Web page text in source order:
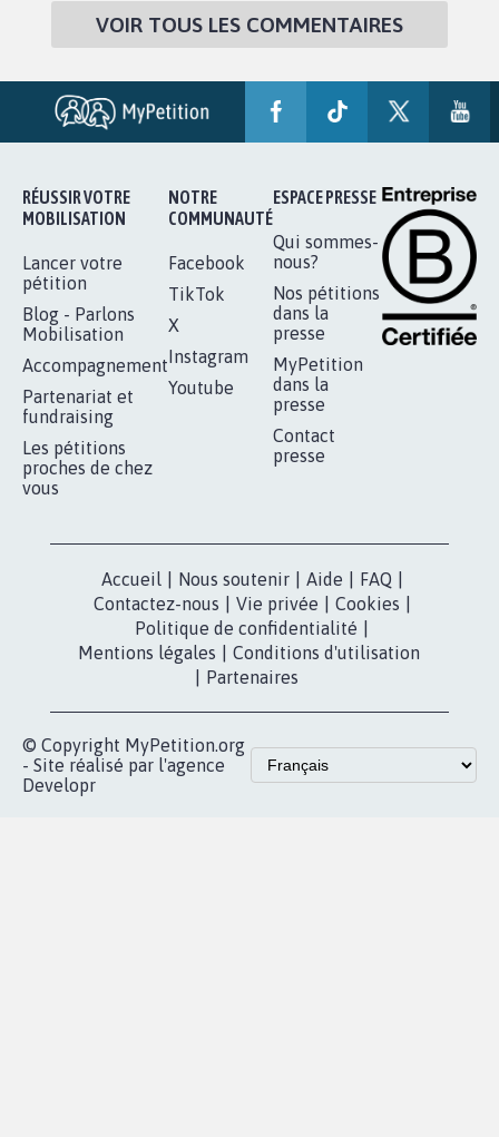
VOIR TOUS LES COMMENTAIRES
RÉUSSIR VOTRE
MOBILISATION
Lancer votre
pétition
Blog - Parlons
Mobilisation
Accompagnement
Partenariat et
fundraising
Les pétitions
proches de chez
vous
NOTRE
COMMUNAUTÉ
Facebook
TikTok
X
Instagram
Youtube
ESPACE PRESSE
Qui sommes-
nous?
Nos pétitions
dans la
presse
MyPetition
dans la
presse
Contact
presse
Accueil Nous soutenir Aide FAQ
Contactez-nous
Vie privée Cookies
Politique de confidentialité
Mentions légales
Conditions d'utilisation
Partenaires
© Copyright MyPetition.org
- Site réalisé par l'agence
Developr